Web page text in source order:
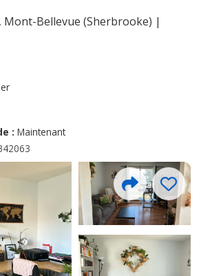
, Mont-Bellevue (Sherbrooke) |
: Maintenant